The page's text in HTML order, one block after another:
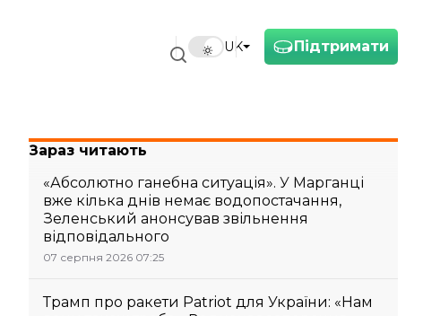
Підтримати
UK
Зараз читають
«Абсолютно ганебна ситуація». У Марганці
вже кілька днів немає водопостачання,
Зеленський анонсував звільнення
відповідального
07 серпня 2026 07:25
Трамп про ракети Patriot для України: «Нам